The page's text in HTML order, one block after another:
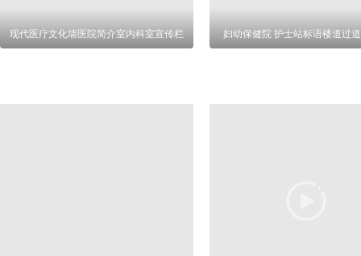
现代医疗文化墙医院简介室内科室宣传栏 妇幼保健院 护士站标语楼道过